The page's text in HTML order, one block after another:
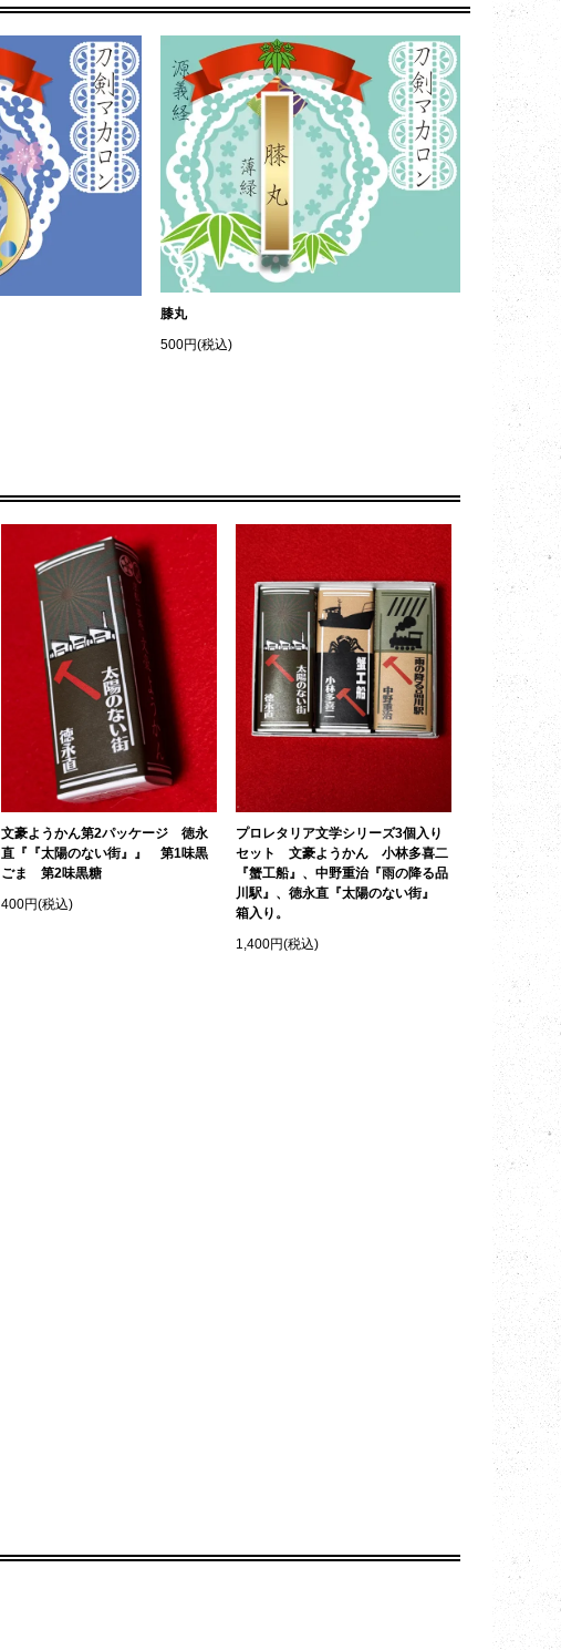
膝丸
500円(税込)
文豪ようかん第2パッケージ 徳永
直『『太陽のない街』』 第1味黒
ごま 第2味黒糖
400円(税込)
プロレタリア文学シリーズ3個入り
セット 文豪ようかん 小林多喜二
『蟹工船』、中野重治『雨の降る品
川駅』、徳永直『太陽のない街』
箱入り。
1,400円(税込)